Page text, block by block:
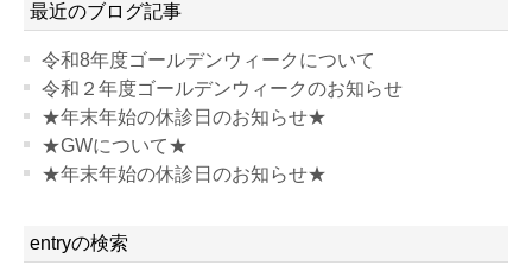
最近のブログ記事
令和8年度ゴールデンウィークについて
令和２年度ゴールデンウィークのお知らせ
★年末年始の休診日のお知らせ★
★GWについて★
★年末年始の休診日のお知らせ★
entryの検索